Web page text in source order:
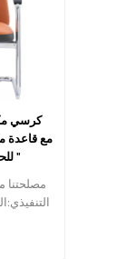
كرسي
للحصول على الدعم الأمثل "
مصلحتنا
على سلك